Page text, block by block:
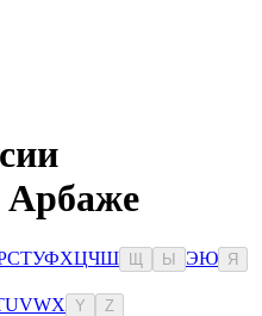
Арбаже
СТУФХЦЧШ Ы ЭЮ Я
UVWX Y Z